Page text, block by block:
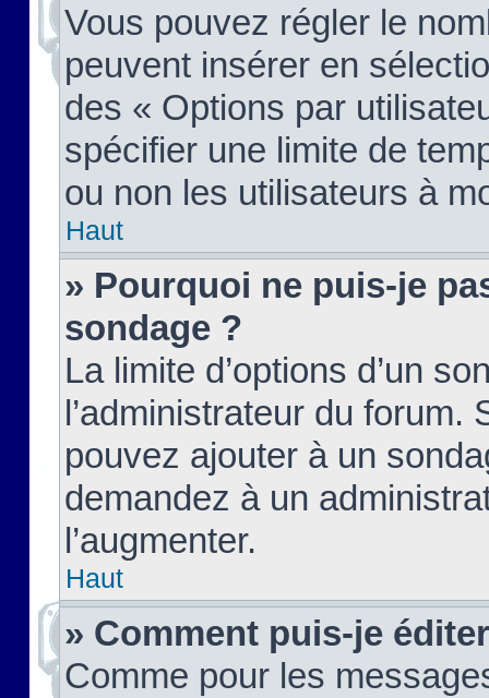
Vous pouvez régler le
peuvent insérer en
des « Options par
spécifier une limite de
ou non les utilisateurs à
Haut
» Pourquoi ne puis-je
sondage ?
La limite d’options d’un
l’administrateur du forum.
pouvez ajouter à un
demandez à un
l’augmenter.
Haut
» Comment puis-je
Comme pour les